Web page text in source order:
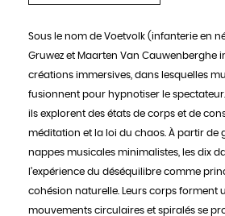
Sous le nom de Voetvolk (infanterie en
Gruwez et Maarten Van Cauwenberghe
créations immersives, dans lesquelles
fusionnent pour hypnotiser le spectateur.
ils explorent des états de corps et de
méditation et la loi du chaos. À partir de
nappes musicales minimalistes, les dix
l’expérience du déséquilibre comme
cohésion naturelle. Leurs corps forment
mouvements circulaires et spiralés se